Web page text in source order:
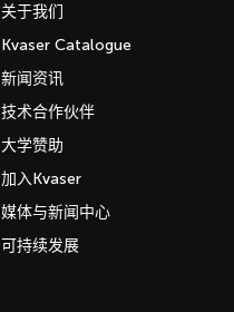
关于我们
Kvaser Catalogue
新闻资讯
技术合作伙伴
大学赞助
加入Kvaser
媒体与新闻中心
可持续发展